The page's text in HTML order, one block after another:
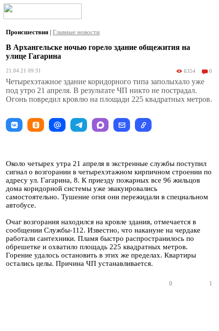
Происшествия | Главные новости
В Архангельске ночью горело здание общежития на
улице Гагарина
21.04.21 09:31 6354 0
Четырехэтажное здание коридорного типа заполыхало уже
под утро 21 апреля. В результате ЧП никто не пострадал.
Огонь повредил кровлю на площади 225 квадратных метров.
Около четырех утра 21 апреля в экстренные службы поступил
сигнал о возгорании в четырехэтажном кирпичном строении по
адресу ул. Гагарина, 8. К приезду пожарных все 96 жильцов
дома коридорной системы уже эвакуировались
самостоятельно. Тушение огня они пережидали в специальном
автобусе.
Очаг возгорания находился на кровле здания, отмечается в
сообщении Службы-112. Известно, что накануне на чердаке
работали сантехники. Пламя быстро распространилось по
обрешетке и охватило площадь 225 квадратных метров.
Горение удалось остановить в этих же пределах. Квартиры
остались целы. Причина ЧП устанавливается.
0 1